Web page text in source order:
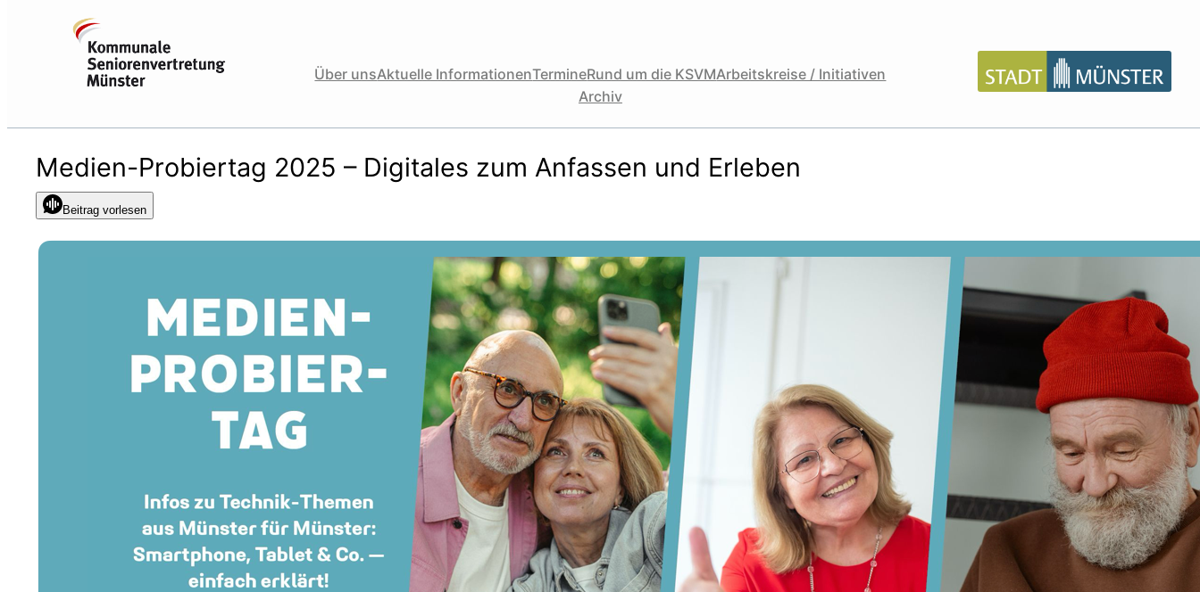
Über unsAktuelle InformationenTermineRund um die KSVMArbeitskreise / Initiativen
Archiv
Medien-Probiertag 2025 – Digitales zum Anfassen und Erleben
Beitrag vorlesen